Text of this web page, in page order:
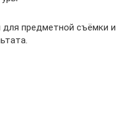
предметной съёмки и